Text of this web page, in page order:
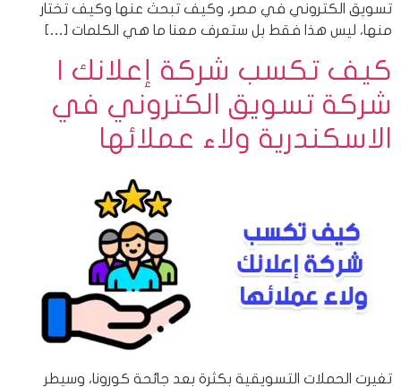
تسويق الكتروني في مصر، وكيف تبحث عنها وكيف تختار
منها، ليس هذا فقط بل ستعرف معنا ما هي الكلمات […]
كيف تكسب شركة إعلانك |
شركة تسويق الكتروني في
الاسكندرية ولاء عملائها
تغيرت الحملات التسويقية بكثرة بعد جائحة كورونا، وسيطر